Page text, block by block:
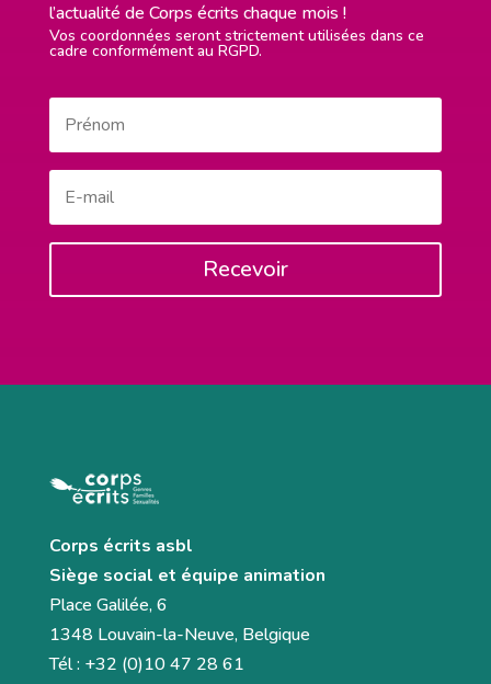
l’actualité de Corps écrits chaque mois !
Vos coordonnées seront strictement utilisées dans ce
cadre conformément au RGPD.
Recevoir
Corps écrits asbl
Siège social et équipe animation
Place Galilée, 6
1348 Louvain-la-Neuve, Belgique
Tél : +32 (0)10 47 28 61